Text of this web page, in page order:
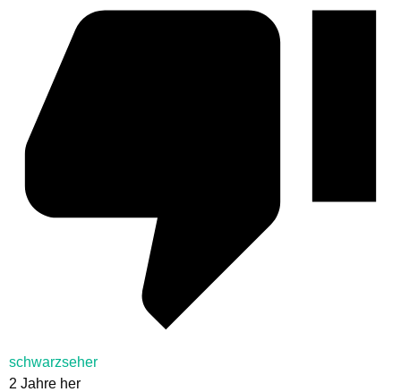
schwarzseher
2 Jahre her